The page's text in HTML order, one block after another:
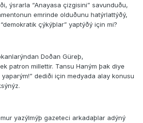
ýsrarla “Anayasa çizgisini” savunduðu,
emrinde olduðunu hatýrlattýðý,
çýkýþlar” yaptýðý için mi?
Doðan Güreþ,
patron millettir. Tansu Haným þak diye
dediði için medyada alay konusu
yazýlmýþ gazeteci arkadaþlar adýný